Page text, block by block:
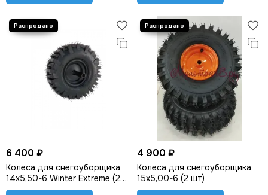
6 400 ₽
Колеса для снегоуборщика
14х5,50-6 Winter Extreme (2
шт)
4 900 ₽
Колеса для снегоуборщика
15х5,00-6 (2 шт)